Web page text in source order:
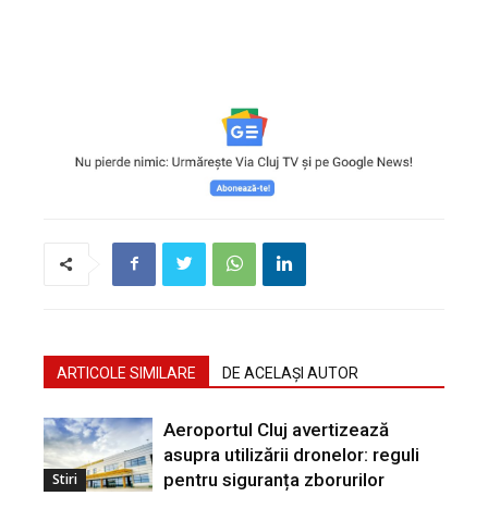
ARTICOLE SIMILARE DE ACELAȘI AUTOR
Stiri
Aeroportul Cluj avertizează
asupra utilizării dronelor: reguli
pentru siguranța zborurilor